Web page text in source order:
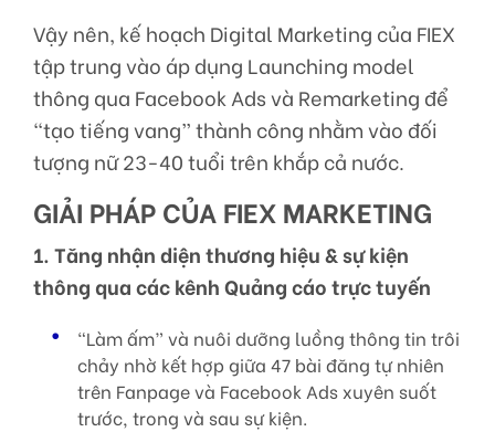
Vậy nên, kế hoạch Digital Marketing của FIEX
tập trung vào áp dụng Launching model
thông qua Facebook Ads và Remarketing để
“tạo tiếng vang” thành công nhằm vào đối
tượng nữ 23-40 tuổi trên khắp cả nước.
GIẢI PHÁP CỦA FIEX MARKETING
1. Tăng nhận diện thương hiệu & sự kiện
thông qua các kênh Quảng cáo trực tuyến
“Làm ấm” và nuôi dưỡng luồng thông tin trôi
chảy nhờ kết hợp giữa 47 bài đăng tự nhiên
trên Fanpage và Facebook Ads xuyên suốt
trước, trong và sau sự kiện.